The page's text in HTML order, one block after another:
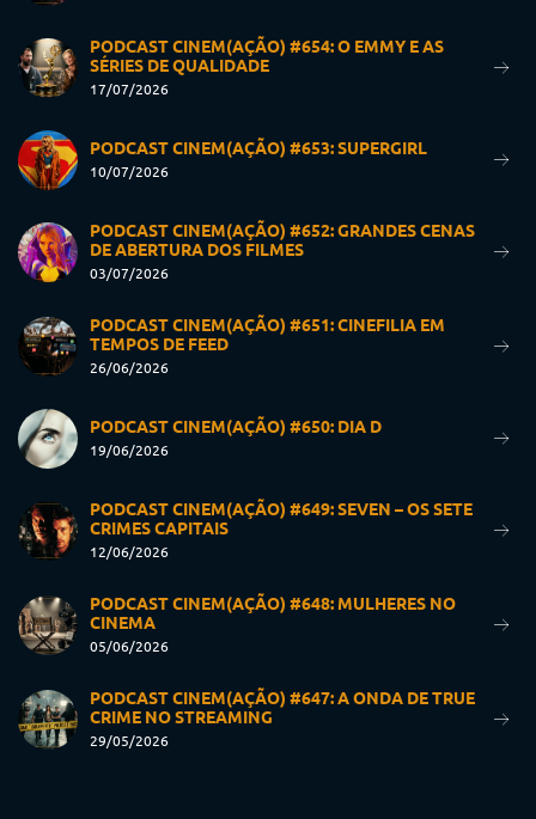
PODCAST CINEM(AÇÃO) #654: O EMMY E AS
SÉRIES DE QUALIDADE
17/07/2026
PODCAST CINEM(AÇÃO) #653: SUPERGIRL
10/07/2026
PODCAST CINEM(AÇÃO) #652: GRANDES CENAS
DE ABERTURA DOS FILMES
03/07/2026
PODCAST CINEM(AÇÃO) #651: CINEFILIA EM
TEMPOS DE FEED
26/06/2026
PODCAST CINEM(AÇÃO) #650: DIA D
19/06/2026
PODCAST CINEM(AÇÃO) #649: SEVEN – OS SETE
CRIMES CAPITAIS
12/06/2026
PODCAST CINEM(AÇÃO) #648: MULHERES NO
CINEMA
05/06/2026
PODCAST CINEM(AÇÃO) #647: A ONDA DE TRUE
CRIME NO STREAMING
29/05/2026